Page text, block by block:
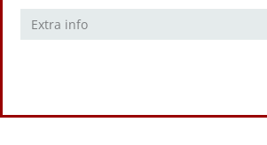
Extra info